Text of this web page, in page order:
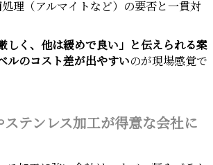
理（アルマイトなど）の要否と一貫対
しく、他は緩めで良い」と伝えられる案
ルのコスト差が出やすいのが現場感覚で
ステンレス加工が得意な会社に